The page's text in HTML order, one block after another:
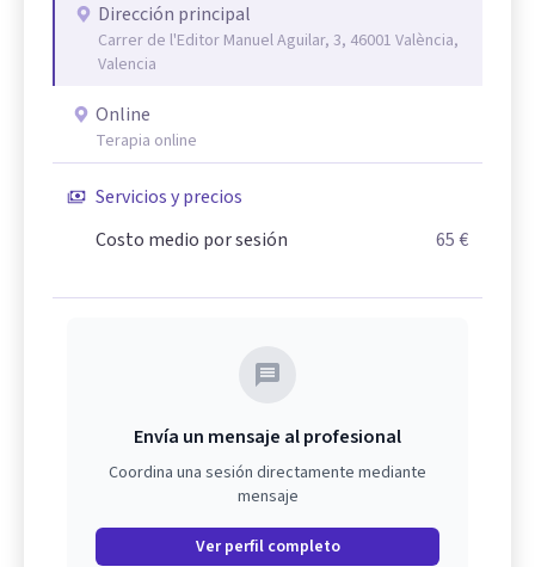
Dirección principal
Carrer de l'Editor Manuel Aguilar, 3, 46001 València,
Valencia
Online
Terapia online
Servicios y precios
Costo medio por sesión
65 €
Envía un mensaje al profesional
Coordina una sesión directamente mediante
mensaje
Ver perfil completo